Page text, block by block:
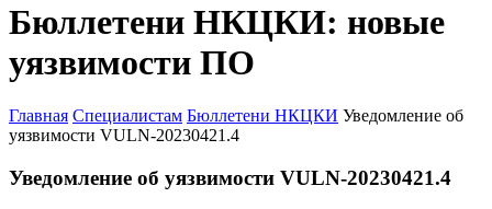
Бюллетени НКЦКИ: новые
уязвимости ПО
Главная Специалистам Бюллетени НКЦКИ Уведомление об
уязвимости VULN-20230421.4
Уведомление об уязвимости VULN-20230421.4